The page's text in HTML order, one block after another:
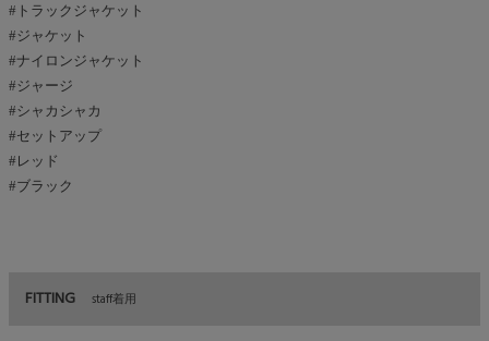
#トラックジャケット
#ジャケット
#ナイロンジャケット
#ジャージ
#シャカシャカ
#セットアップ
#レッド
#ブラック
FITTING staff着用